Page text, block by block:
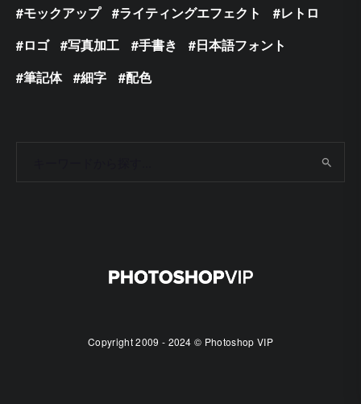
モックアップ
ライティングエフェクト
レトロ
ロゴ
写真加工 手書き
日本語フォント
筆記体
細字 配色
Copyright 2009 - 2024 © Photoshop VIP